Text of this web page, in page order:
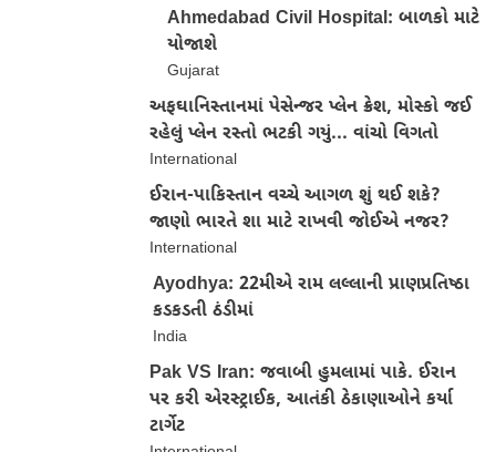
Ahmedabad Civil Hospital: બાળકો માટે
યોજાશે
Gujarat
અફઘાનિસ્તાનમાં પેસેન્જર પ્લેન ક્રેશ, મોસ્કો જઈ
રહેલું પ્લેન રસ્તો ભટકી ગયું... વાંચો વિગતો
International
ઈરાન-પાકિસ્તાન વચ્ચે આગળ શું થઈ શકે?
જાણો ભારતે શા માટે રાખવી જોઈએ નજર?
International
Ayodhya: 22મીએ રામ લલ્લાની પ્રાણપ્રતિષ્ઠા
કડકડતી ઠંડીમાં
India
Pak VS Iran: જવાબી હુમલામાં પાકે. ઈરાન
પર કરી એરસ્ટ્રાઈક, આતંકી ઠેકાણાઓને કર્યા
ટાર્ગેટ